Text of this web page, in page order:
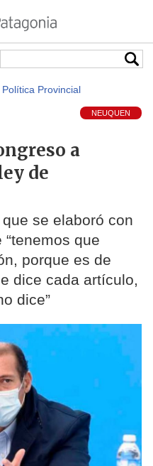
Política Provincial
NEUQUEN
a
de
se elaboró con
que
porque es de
dice cada artículo,
dice”